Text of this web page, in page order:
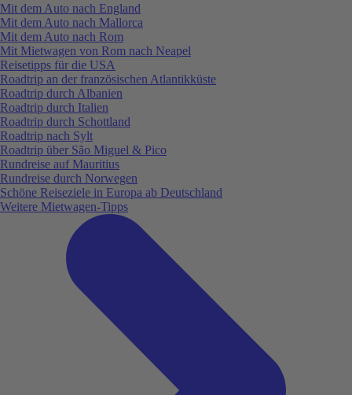
Mit dem Auto nach England
Mit dem Auto nach Mallorca
Mit dem Auto nach Rom
Mit Mietwagen von Rom nach Neapel
Reisetipps für die USA
Roadtrip an der französischen Atlantikküste
Roadtrip durch Albanien
Roadtrip durch Italien
Roadtrip durch Schottland
Roadtrip nach Sylt
Roadtrip über São Miguel & Pico
Rundreise auf Mauritius
Rundreise durch Norwegen
Schöne Reiseziele in Europa ab Deutschland
Weitere Mietwagen-Tipps